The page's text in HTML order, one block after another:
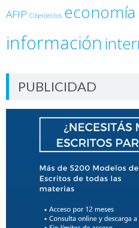
AFIP Ciberdelitos economía
información
PUBLICIDAD